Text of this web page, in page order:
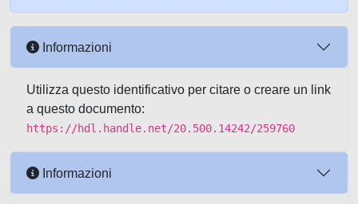
Informazioni
Utilizza questo identificativo per citare o creare un link
a questo documento:
https://hdl.handle.net/20.500.14242/259760
Informazioni